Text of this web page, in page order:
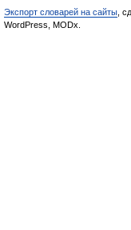
Экспорт словарей на сайты ,
WordPress, MODx.